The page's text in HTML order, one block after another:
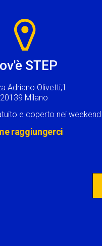
STEP
Adriano Olivetti,1
20139 Milano
e coperto nei weekend
raggiungerci